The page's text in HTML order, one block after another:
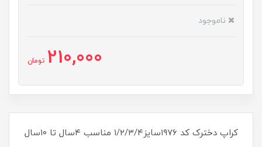
ناموجود
210,000 تومان
کراپ دخترک کد ۱۹۷۶سایز۱/۲/۳/۴ مناسب ۴سال تا ۱۰سال